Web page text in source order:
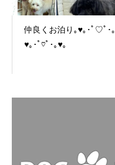
仲良くお泊り｡♥｡･ﾟ♡ﾟ･｡
♥｡･ﾟ♡ﾟ･｡♥｡